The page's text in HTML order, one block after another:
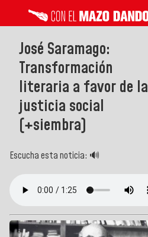
José Saramago:
Transformación
literaria a favor de la
justicia social
(+siembra)
Escucha esta noticia: 🔊